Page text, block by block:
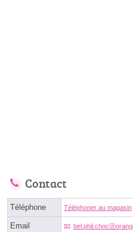
Contact
Téléphone Téléphoner au magasin
Email